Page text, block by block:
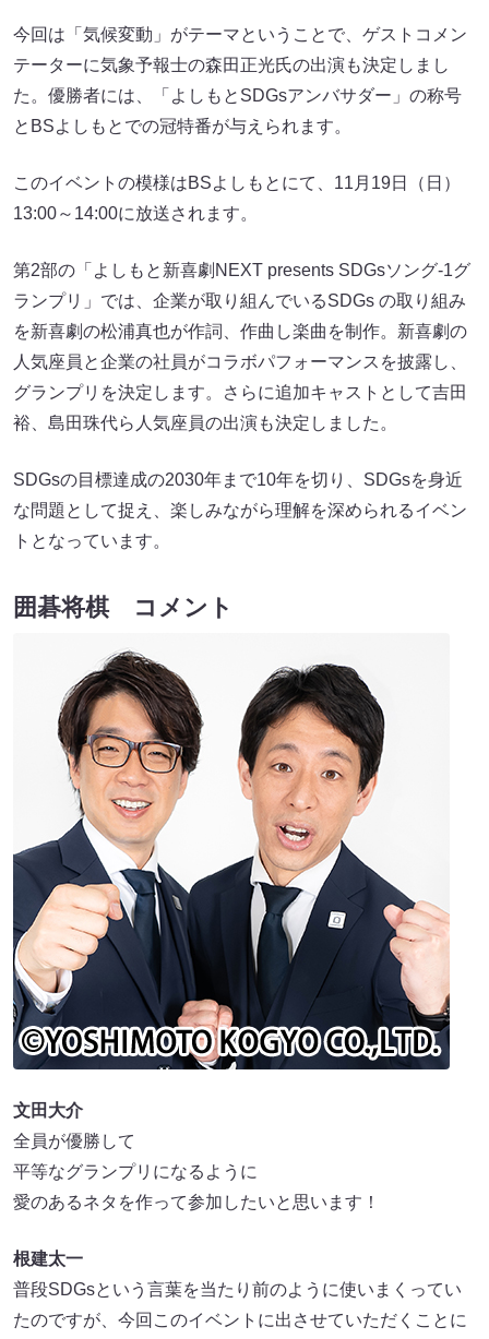
今回は「気候変動」がテーマということで、ゲストコメン
テーターに気象予報士の森田正光氏の出演も決定しまし
た。優勝者には、「よしもとSDGsアンバサダー」の称号
とBSよしもとでの冠特番が与えられます。
このイベントの模様はBSよしもとにて、11月19日（日）
13:00～14:00に放送されます。
第2部の「よしもと新喜劇NEXT presents SDGsソング-1グ
ランプリ」では、企業が取り組んでいるSDGs の取り組み
を新喜劇の松浦真也が作詞、作曲し楽曲を制作。新喜劇の
人気座員と企業の社員がコラボパフォーマンスを披露し、
グランプリを決定します。さらに追加キャストとして吉田
裕、島田珠代ら人気座員の出演も決定しました。
SDGsの目標達成の2030年まで10年を切り、SDGsを身近
な問題として捉え、楽しみながら理解を深められるイベン
トとなっています。
囲碁将棋 コメント
文田大介
全員が優勝して
平等なグランプリになるように
愛のあるネタを作って参加したいと思います！
根建太一
普段SDGsという言葉を当たり前のように使いまくってい
たのですが、今回このイベントに出させていただくことに